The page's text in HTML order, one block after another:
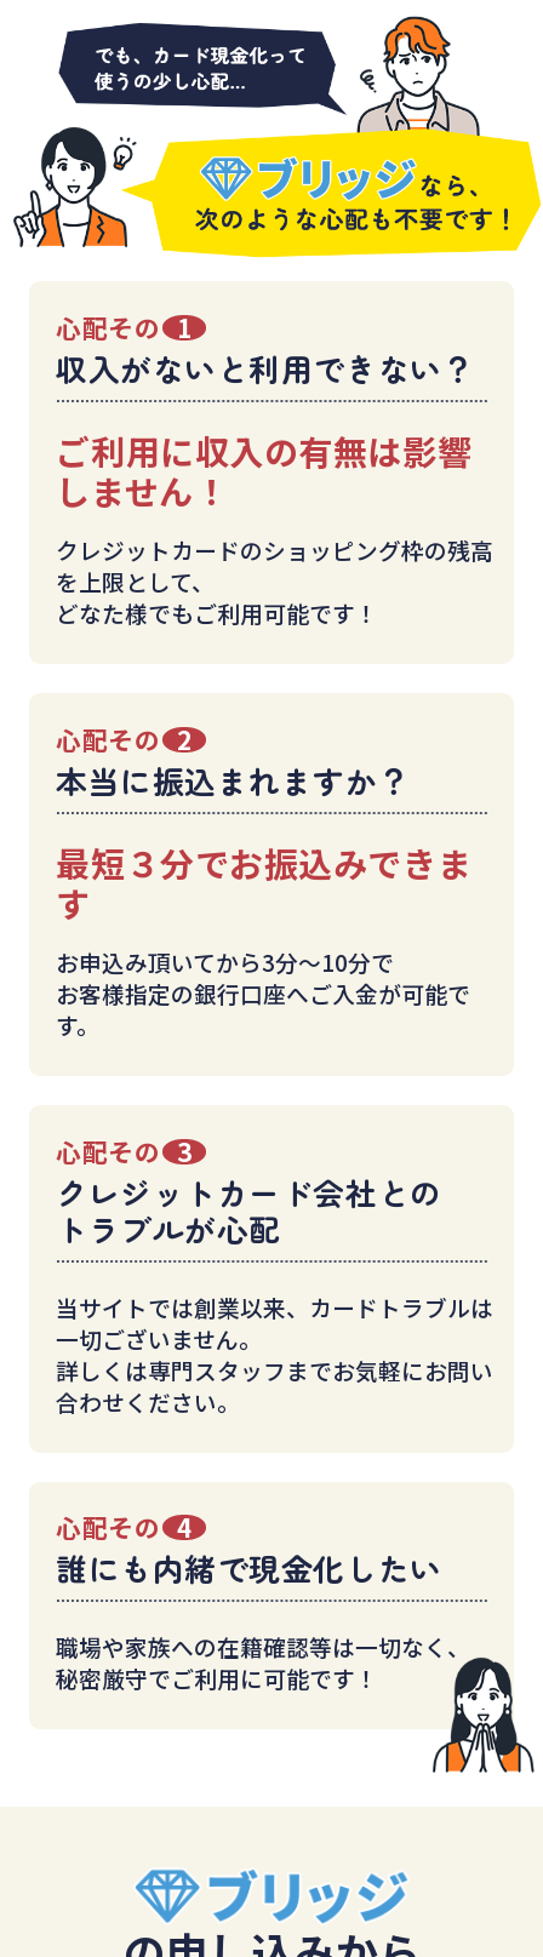
心配その 1
収入がないと利用できない？
ご利用に収入の有無は影響
しません！
クレジットカードのショッピング枠の残高
を上限として、
どなた様でもご利用可能です！
心配その 2
本当に振込まれますか？
最短３分でお振込みできま
す
お申込み頂いてから3分〜10分で
お客様指定の銀行口座へご入金が可能で
す。
心配その 3
クレジットカード会社との
トラブルが心配
当サイトでは創業以来、カードトラブルは
一切ございません。
詳しくは専門スタッフまでお気軽にお問い
合わせください。
心配その 4
誰にも内緒で現金化したい
職場や家族への在籍確認等は一切なく、
秘密厳守でご利用に可能です！